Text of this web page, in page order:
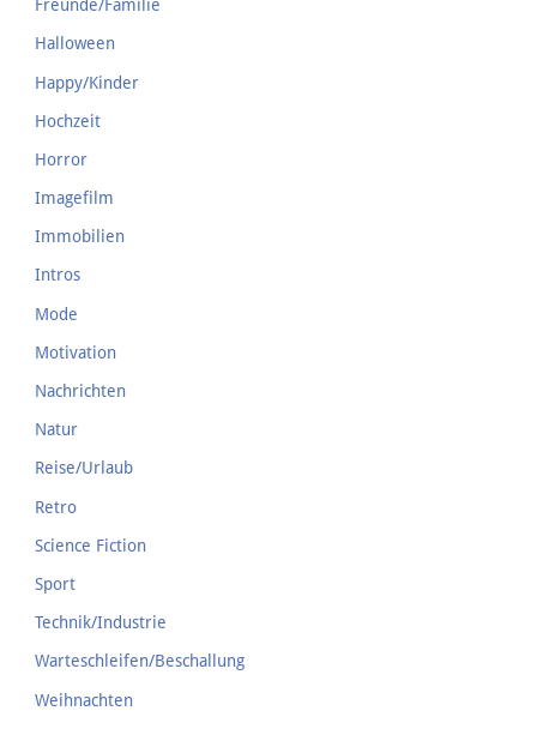
Freunde/Familie
Halloween
Happy/Kinder
Hochzeit
Horror
Imagefilm
Immobilien
Intros
Mode
Motivation
Nachrichten
Natur
Reise/Urlaub
Retro
Science Fiction
Sport
Technik/Industrie
Warteschleifen/Beschallung
Weihnachten